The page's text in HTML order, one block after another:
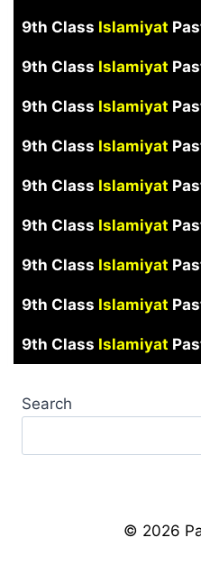
9th Class Islamiyat
9th Class Islamiyat
9th Class Islamiyat
9th Class Islamiyat
9th Class Islamiyat
9th Class Islamiyat
9th Class Islamiyat
9th Class Islamiyat
9th Class Islamiyat
Search
© 2026